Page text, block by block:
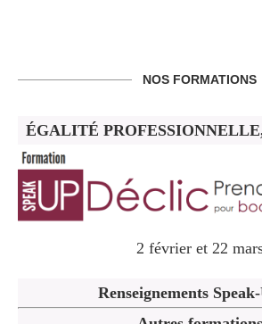
NOS FORMATIONS
ÉGALITÉ
2 février et 22
Renseignements